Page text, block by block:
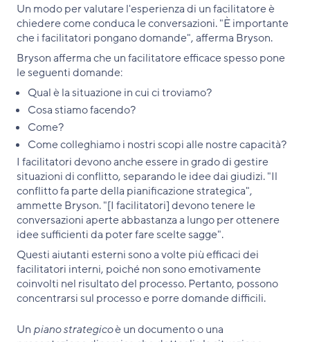
Un modo per valutare l'esperienza di un facilitatore è
chiedere come conduca le conversazioni. "È importante
che i facilitatori pongano domande", afferma Bryson.
Bryson afferma che un facilitatore efficace spesso pone
le seguenti domande:
Qual è la situazione in cui ci troviamo?
Cosa stiamo facendo?
Come?
Come colleghiamo i nostri scopi alle nostre capacità?
I facilitatori devono anche essere in grado di gestire
situazioni di conflitto, separando le idee dai giudizi. "Il
conflitto fa parte della pianificazione strategica",
ammette Bryson. "[I facilitatori] devono tenere le
conversazioni aperte abbastanza a lungo per ottenere
idee sufficienti da poter fare scelte sagge".
Questi aiutanti esterni sono a volte più efficaci dei
facilitatori interni, poiché non sono emotivamente
coinvolti nel risultato del processo. Pertanto, possono
concentrarsi sul processo e porre domande difficili.
Un piano strategicoè un documento o una